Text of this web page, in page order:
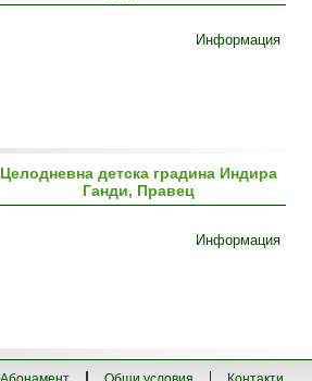
Информация
Целодневна детска градина Индира
Ганди, Правец
Информация